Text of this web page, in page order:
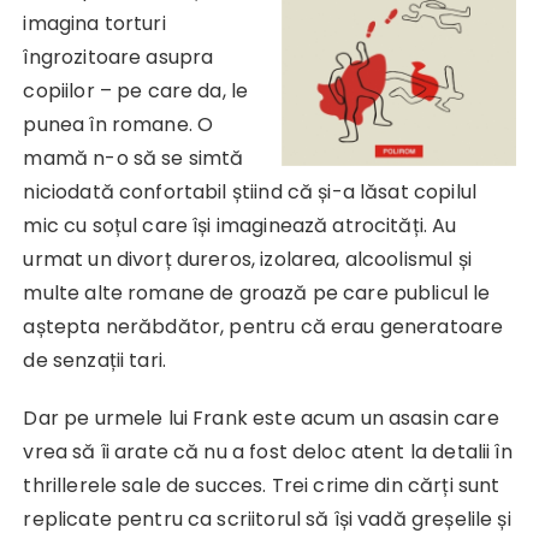
imagina torturi
îngrozitoare asupra
copiilor – pe care da, le
punea în romane. O
mamă n-o să se simtă
niciodată confortabil știind că și-a lăsat copilul
mic cu soțul care își imaginează atrocități. Au
urmat un divorț dureros, izolarea, alcoolismul și
multe alte romane de groază pe care publicul le
aștepta nerăbdător, pentru că erau generatoare
de senzații tari.
Dar pe urmele lui Frank este acum un asasin care
vrea să îi arate că nu a fost deloc atent la detalii în
thrillerele sale de succes. Trei crime din cărți sunt
replicate pentru ca scriitorul să își vadă greșelile și